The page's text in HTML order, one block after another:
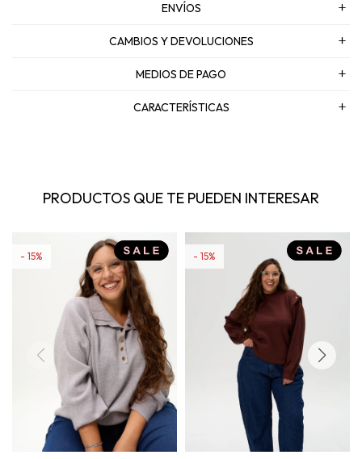
ENVÍOS
CAMBIOS Y DEVOLUCIONES
MEDIOS DE PAGO
CARACTERÍSTICAS
PRODUCTOS QUE TE PUEDEN INTERESAR
15 15